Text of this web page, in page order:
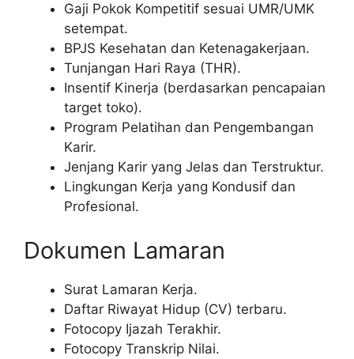
Gaji Pokok Kompetitif sesuai UMR/UMK
setempat.
BPJS Kesehatan dan Ketenagakerjaan.
Tunjangan Hari Raya (THR).
Insentif Kinerja (berdasarkan pencapaian
target toko).
Program Pelatihan dan Pengembangan
Karir.
Jenjang Karir yang Jelas dan Terstruktur.
Lingkungan Kerja yang Kondusif dan
Profesional.
Dokumen Lamaran
Surat Lamaran Kerja.
Daftar Riwayat Hidup (CV) terbaru.
Fotocopy Ijazah Terakhir.
Fotocopy Transkrip Nilai.